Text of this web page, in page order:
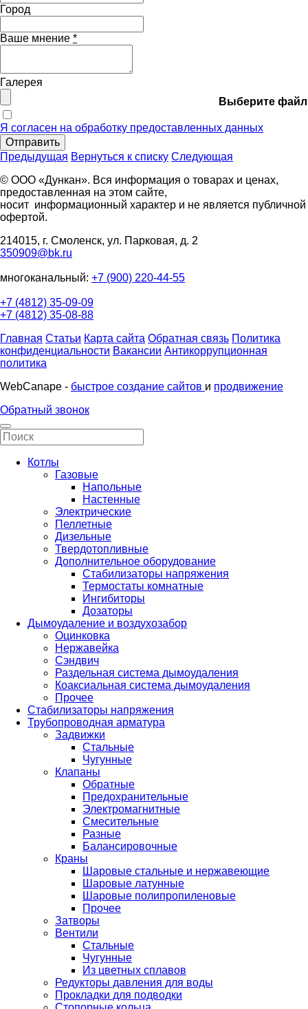
Город
Ваше мнение *
Галерея
Выберите файл
Я согласен на обработку предоставленных данных
Отправить
Предыдущая Вернуться к списку Следующая
© ООО «Дункан». Вся информация о товарах и ценах,
предоставленная на этом сайте,
носит информационный характер и не является публичной
офертой.
214015, г. Смоленск, ул. Парковая, д. 2
350909@bk.ru
многоканальный: +7 (900) 220-44-55
+7 (4812) 35-09-09
+7 (4812) 35-08-88
Главная Статьи Карта сайта Обратная связь Политика
конфиденциальности Вакансии Антикоррупционная
политика
WebCanape - быстрое создание сайтов и продвижение
Обратный звонок
Котлы
Газовые
Напольные
Настенные
Электрические
Пеллетные
Дизельные
Твердотопливные
Дополнительное оборудование
Стабилизаторы напряжения
Термостаты комнатные
Ингибиторы
Дозаторы
Дымоудаление и воздухозабор
Оцинковка
Нержавейка
Сэндвич
Раздельная система дымоудаления
Коаксиальная система дымоудаления
Прочее
Стабилизаторы напряжения
Трубопроводная арматура
Задвижки
Стальные
Чугунные
Клапаны
Обратные
Предохранительные
Электромагнитные
Смесительные
Разные
Балансировочные
Краны
Шаровые стальные и нержавеющие
Шаровые латунные
Шаровые полипропиленовые
Прочее
Затворы
Вентили
Стальные
Чугунные
Из цветных сплавов
Редукторы давления для воды
Прокладки для подводки